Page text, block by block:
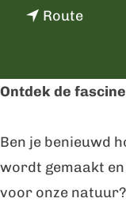
t
p
n
I
m
Routen
r
p
e
n
Ontdek de
Ben je benieuwd
wordt gemaakt
voor onze natuur?